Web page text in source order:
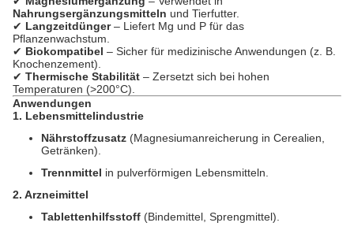
Nahrungsergänzungsmitteln und Tierfutter.
✔ Langzeitdünger– Liefert Mg und P für das
Pflanzenwachstum.
✔ Biokompatibel – Sicher für medizinische Anwendungen (z. B.
Knochenzement).
✔ Thermische Stabilität – Zersetzt sich bei hohen
Temperaturen (>200°C).
Anwendungen
1. Lebensmittelindustrie
Nährstoffzusatz (Magnesiumanreicherung in Cerealien,
Getränken).
Trennmittel in pulverförmigen Lebensmitteln.
2. Arzneimittel
Tablettenhilfsstoff (Bindemittel, Sprengmittel).